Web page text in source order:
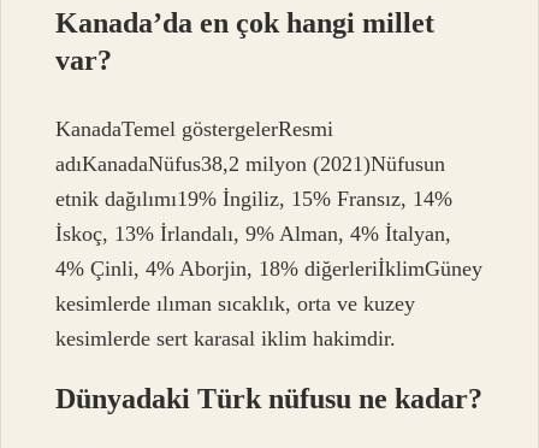
Kanada’da en çok hangi millet
var?
KanadaTemel göstergelerResmi
adıKanadaNüfus38,2 milyon (2021)Nüfusun
etnik dağılımı19% İngiliz, 15% Fransız, 14%
İskoç, 13% İrlandalı, 9% Alman, 4% İtalyan,
4% Çinli, 4% Aborjin, 18% diğerleriİklimGüney
kesimlerde ılıman sıcaklık, orta ve kuzey
kesimlerde sert karasal iklim hakimdir.
Dünyadaki Türk nüfusu ne kadar?